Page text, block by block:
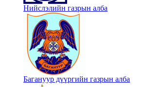
Нийслэлийн газрын алба
Багануур дүүргийн газрын алба